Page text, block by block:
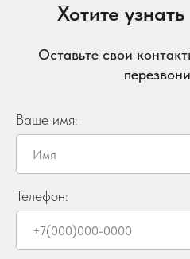
Хотите
Оставьте свои
Ваше имя:
Телефон: